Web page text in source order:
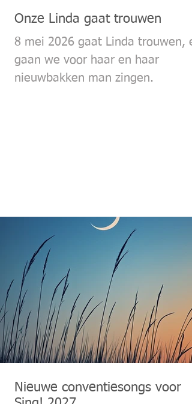
Onze Linda gaat trouwen
8 mei 2026 gaat Linda trouwen,
gaan we voor haar en haar
nieuwbakken man zingen.
Nieuwe conventiesongs voor